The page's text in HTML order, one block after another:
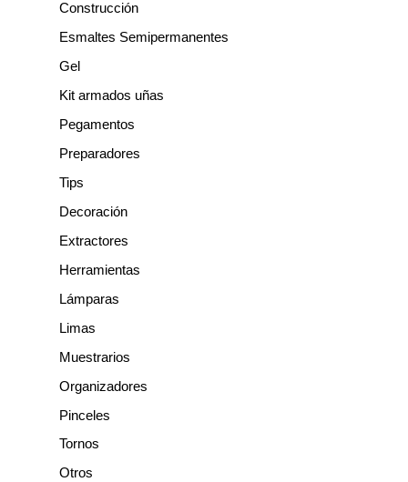
Construcción
Esmaltes Semipermanentes
Gel
Kit armados uñas
Pegamentos
Preparadores
Tips
Decoración
Extractores
Herramientas
Lámparas
Limas
Muestrarios
Organizadores
Pinceles
Tornos
Otros